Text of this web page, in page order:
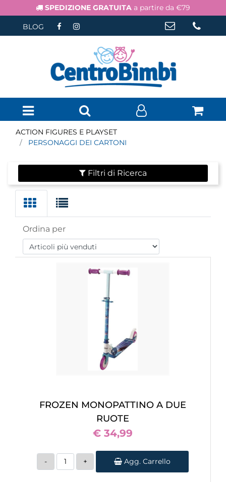
SPEDIZIONE GRATUITA a partire da €79
BLOG
Open menu
ACTION FIGURES E PLAYSET
PERSONAGGI DEI CARTONI
Filtri di Ricerca
Ordina per
FROZEN MONOPATTINO A DUE
RUOTE
€ 34,99
Quantità
Agg. Carrello